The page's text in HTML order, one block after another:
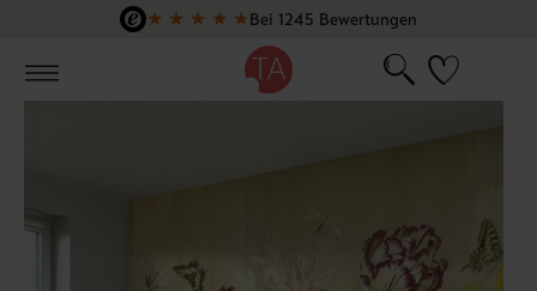
Zum Hauptinhalt springen
★ ★ ★ ★ ★Bei 1245 Bewertungen